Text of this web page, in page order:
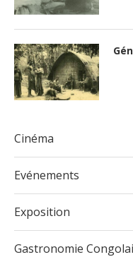
Cinéma
Evénements
Exposition
Gastronomie